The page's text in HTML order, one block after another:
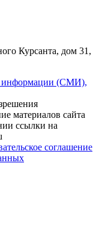
Курсанта, дом 31,
информации (СМИ),
материалов сайта
ссылки на
соглашение